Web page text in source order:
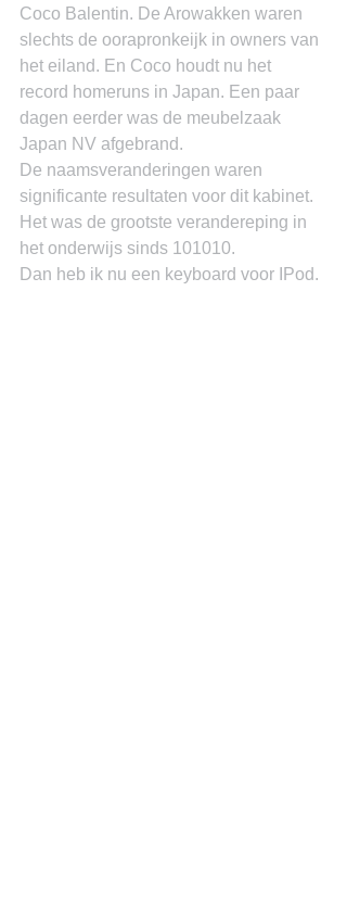
Coco Balentin. De Arowakken waren
slechts de oorapronkeijk in owners van
het eiland. En Coco houdt nu het
record homeruns in Japan. Een paar
dagen eerder was de meubelzaak
Japan NV afgebrand.
De naamsveranderingen waren
significante resultaten voor dit kabinet.
Het was de grootste verandereping in
het onderwijs sinds 101010.
Dan heb ik nu een keyboard voor IPod.